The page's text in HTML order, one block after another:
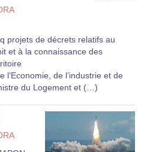
projets de décrets relatifs au
et à la connaissance des
de l’industrie et de
du Logement et (…)